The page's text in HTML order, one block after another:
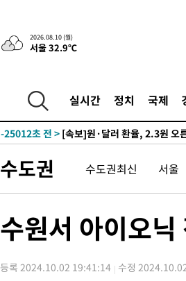
2026.08.10 (월)
서울 32.9℃
실시간 정치 국제
2시간 전 >트럼프, 이란 추가 요구에 "저강도
-30603초 전 >
누그러진 극한 폭염…'낮 최
-27194초 전 >
-25012초 전 > [속보]원·달러 환율, 2.3원 오
-24842초 전 >
[속보]코스닥, 55.66포인트
-21549초 전 >대포통장 107개로 불법도박
으로 임시 배치해 산단 조기 착공"
-17176초 전 >포항스틸야드 관중석 천장 석
-4302초 전 >[속보]코스닥 지수 5%대 급등에
수도권 수도권최신 서울
수원서 아이오
등록 2024.10.02 19:41:14 수정